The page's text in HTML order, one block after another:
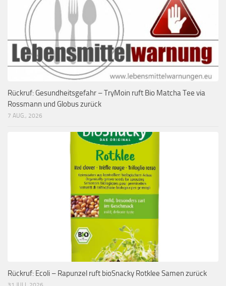
Rückruf: Gesundheitsgefahr – TryMoin ruft Bio Matcha Tee via
Rossmann und Globus zurück
7 AUG., 2026
Rückruf: Ecoli – Rapunzel ruft bioSnacky Rotklee Samen zurück